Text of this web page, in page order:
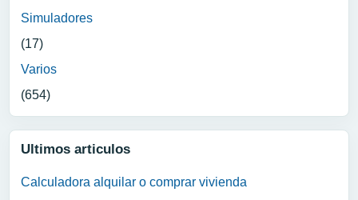
Simuladores
(17)
Varios
(654)
Ultimos articulos
Calculadora alquilar o comprar vivienda